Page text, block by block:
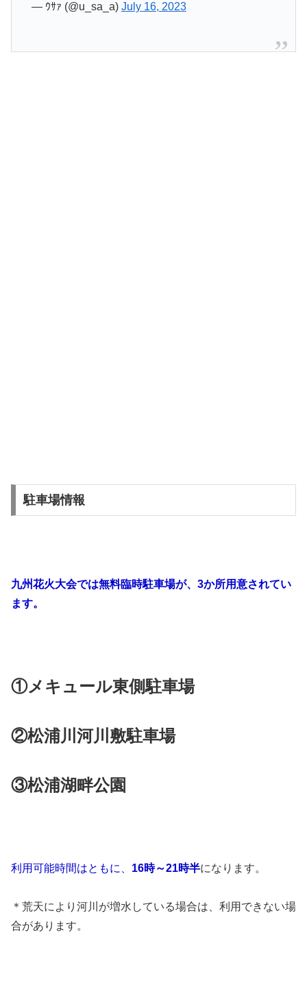
— ｳｻｧ (@u_sa_a) July 16, 2023
駐車場情報
九州花火大会では無料臨時駐車場が、3か所用意されてい
ます。
①メキュール東側駐車場
②松浦川河川敷駐車場
③松浦湖畔公園
利用可能時間はともに、 16時～21時半になります。
＊荒天により河川が増水している場合は、利用できない場
合があります。